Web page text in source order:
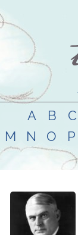
A B C
M
N O P